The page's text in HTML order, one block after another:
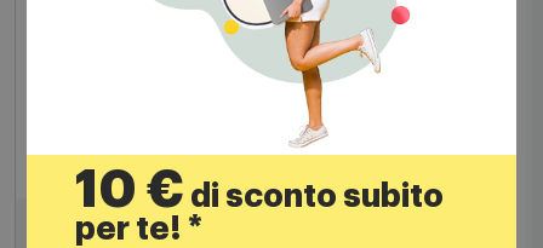
Whirlpool Microonde Cook20 MWP 203 SB
Nero, Argento
99,00
10 € di sconto subito
per te! *